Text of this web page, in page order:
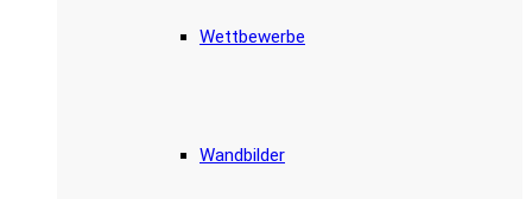
Wettbewerbe
Wandbilder